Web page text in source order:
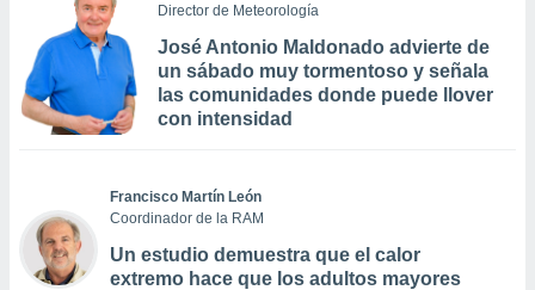
Director de Meteorología
José Antonio Maldonado advierte de
un sábado muy tormentoso y señala
las comunidades donde puede llover
con intensidad
Francisco Martín León
Coordinador de la RAM
Un estudio demuestra que el calor
extremo hace que los adultos mayores